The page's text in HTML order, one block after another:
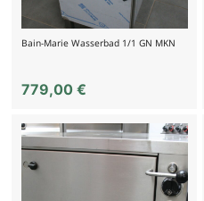
Bain-Marie Wasserbad 1/1 GN MKN
779,00 €